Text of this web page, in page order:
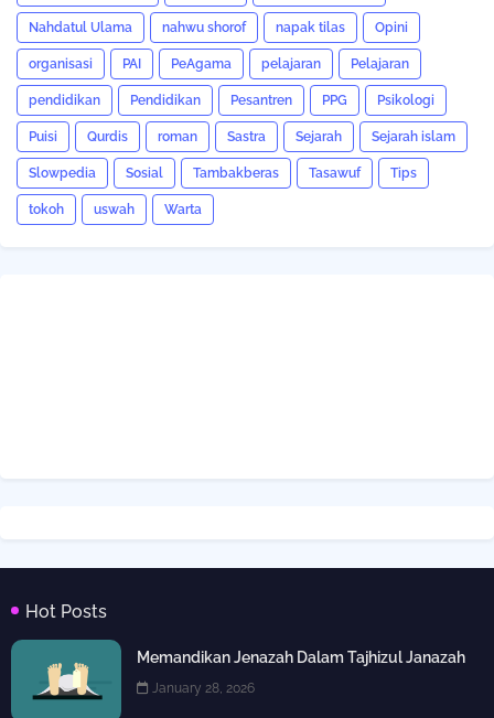
Nahdatul Ulama nahwu shorof napak tilas Opini
organisasi PAI PeAgama pelajaran Pelajaran
pendidikan Pendidikan Pesantren PPG Psikologi
Puisi Qurdis roman Sastra Sejarah Sejarah islam
Slowpedia Sosial Tambakberas Tasawuf Tips
tokoh uswah Warta
Hot Posts
Memandikan Jenazah Dalam Tajhizul Janazah
January 28, 2026